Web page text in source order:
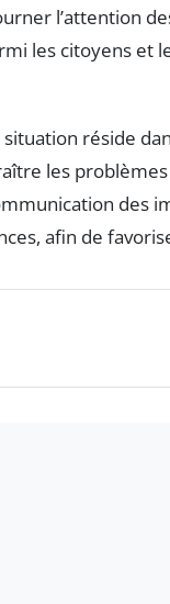
l’attention
les citoyens et
réside
les
des
afin de